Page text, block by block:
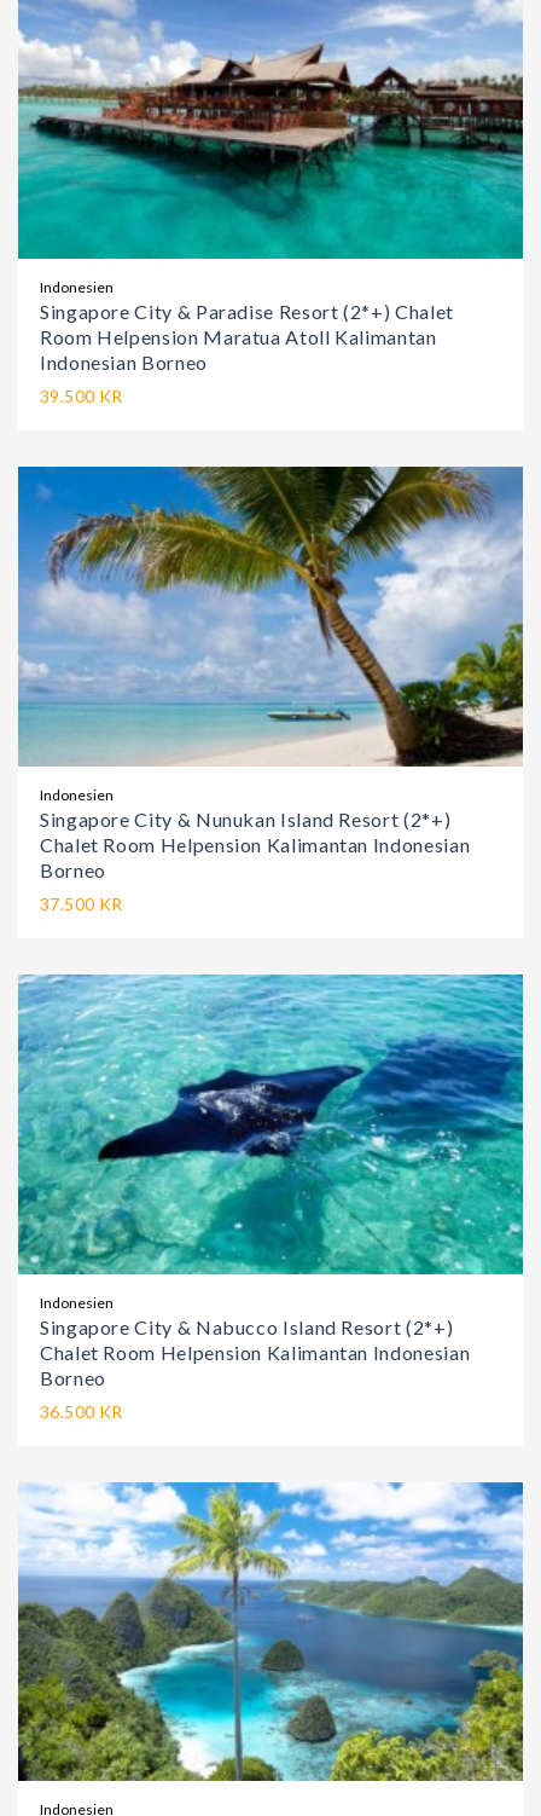
Indonesien
Singapore City & Paradise Resort (2*+) Chalet
Room Helpension Maratua Atoll Kalimantan
Indonesian Borneo
39.500 KR
Indonesien
Singapore City & Nunukan Island Resort (2*+)
Chalet Room Helpension Kalimantan Indonesian
Borneo
37.500 KR
Indonesien
Singapore City & Nabucco Island Resort (2*+)
Chalet Room Helpension Kalimantan Indonesian
Borneo
36.500 KR
Indonesien